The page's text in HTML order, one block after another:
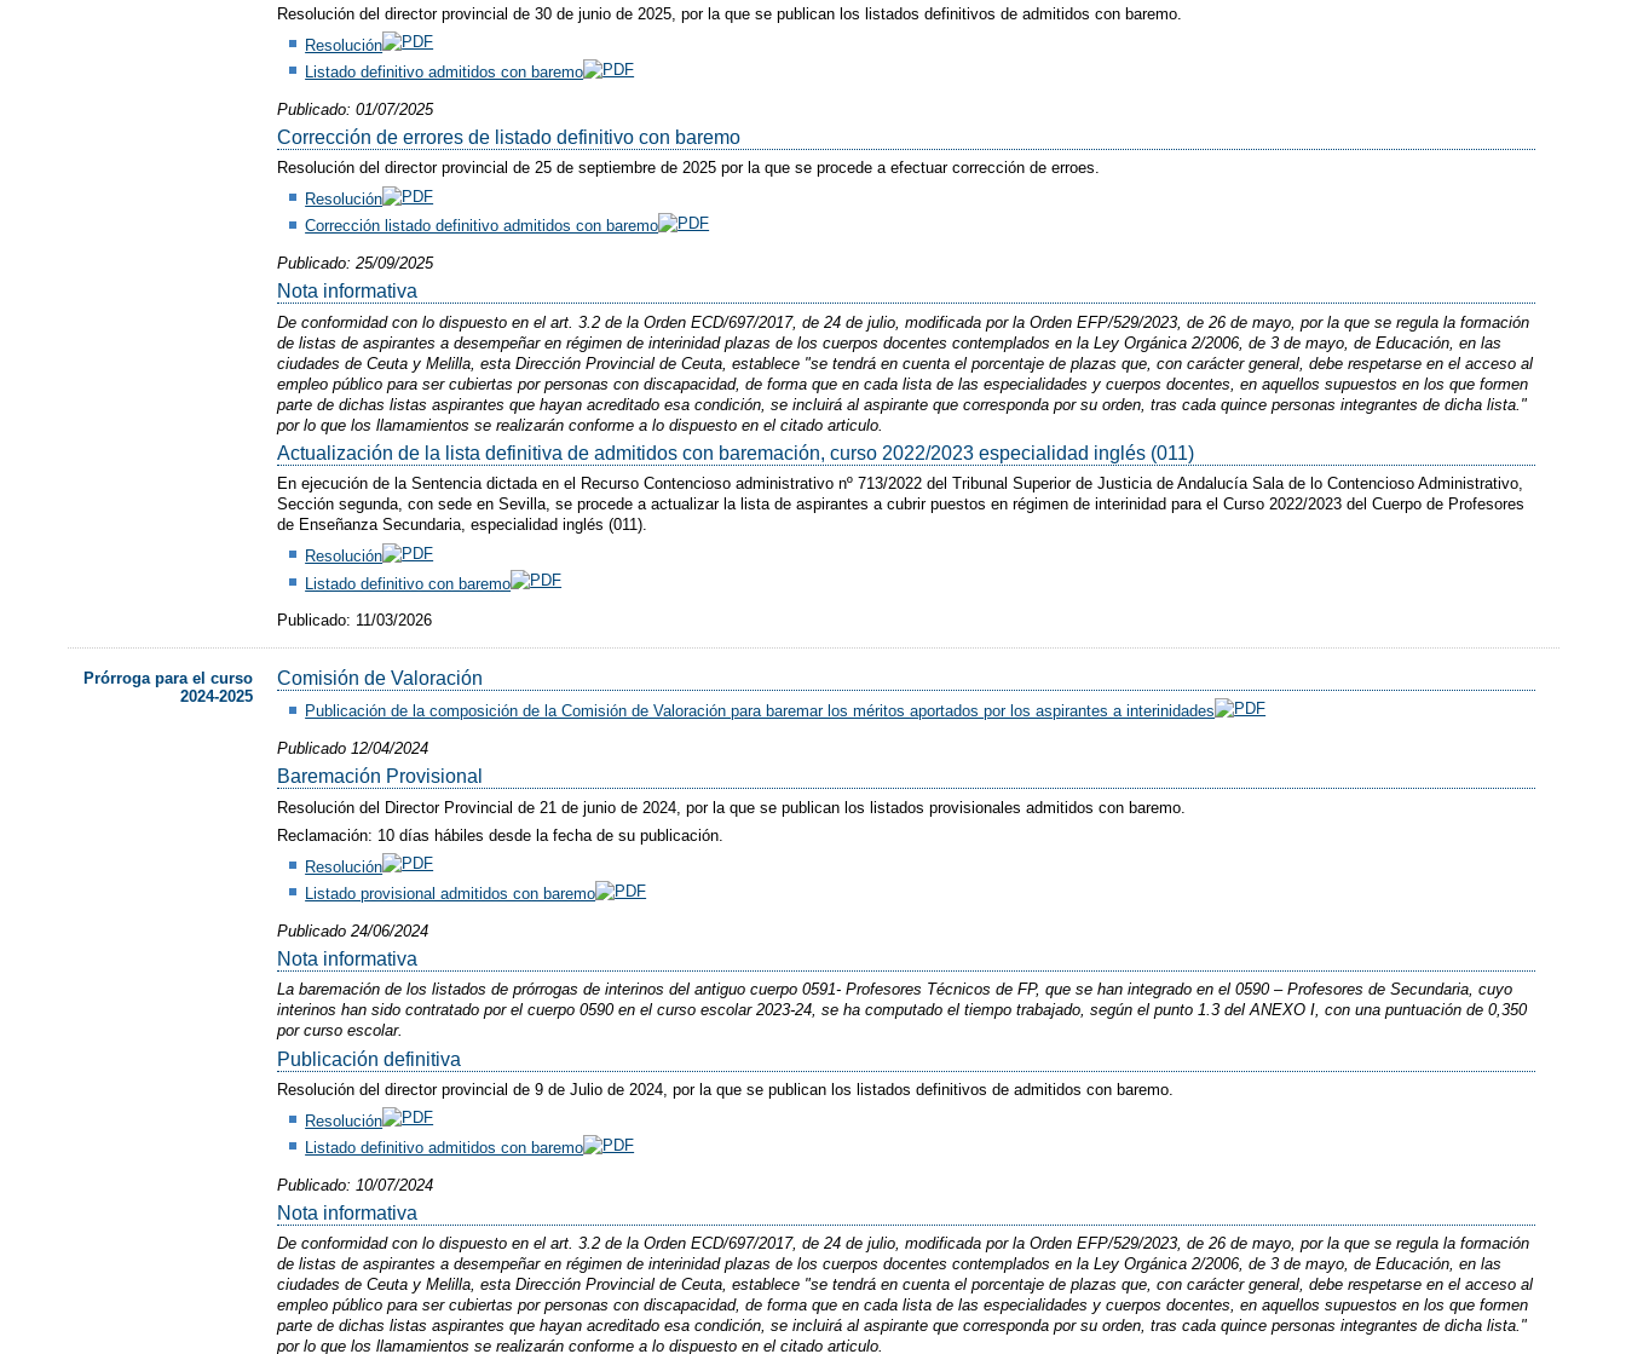
Resolución del director provincial de 30 de junio de 2025, por la que se publican los listados definitivos de admitidos con baremo.
Resolución
Listado definitivo admitidos con baremo
Publicado: 01/07/2025
Corrección de errores de listado definitivo con baremo
Resolución del director provincial de 25 de septiembre de 2025 por la que se procede a efectuar corrección de erroes.
Resolución
Corrección listado definitivo admitidos con baremo
Publicado: 25/09/2025
Nota informativa
De conformidad con lo dispuesto en el art. 3.2 de la Orden ECD/697/2017, de 24 de julio, modificada por la Orden EFP/529/2023, de 26 de mayo, por la que se regula la formación
de listas de aspirantes a desempeñar en régimen de interinidad plazas de los cuerpos docentes contemplados en la Ley Orgánica 2/2006, de 3 de mayo, de Educación, en las
ciudades de Ceuta y Melilla, esta Dirección Provincial de Ceuta, establece "se tendrá en cuenta el porcentaje de plazas que, con carácter general, debe respetarse en el acceso al
empleo público para ser cubiertas por personas con discapacidad, de forma que en cada lista de las especialidades y cuerpos docentes, en aquellos supuestos en los que formen
parte de dichas listas aspirantes que hayan acreditado esa condición, se incluirá al aspirante que corresponda por su orden, tras cada quince personas integrantes de dicha lista."
por lo que los llamamientos se realizarán conforme a lo dispuesto en el citado articulo.
Actualización de la lista definitiva de admitidos con baremación, curso 2022/2023 especialidad inglés (011)
En ejecución de la Sentencia dictada en el Recurso Contencioso administrativo nº 713/2022 del Tribunal Superior de Justicia de Andalucía Sala de lo Contencioso Administrativo,
Sección segunda, con sede en Sevilla, se procede a actualizar la lista de aspirantes a cubrir puestos en régimen de interinidad para el Curso 2022/2023 del Cuerpo de Profesores
de Enseñanza Secundaria, especialidad inglés (011).
Resolución
Listado definitivo con baremo
Publicado: 11/03/2026
Prórroga para el curso
2024-2025
​Comisión de Valoración
Publicación de la composición de la Comisión de Valoración para baremar los méritos aportados por los aspirantes a interinidades
Publicado 12/04/2024
Baremación Provisional
Resolución del Director Provincial de 21 de junio de 2024, por la que se publican los listados provisionales admitidos con baremo.
Reclamación: 10 días hábiles desde la fecha de su publicación.
Resolución
Listado provisional admitidos con baremo
Publicado 24/06/2024
Nota informativa
La baremación de los listados de prórrogas de interinos del antiguo cuerpo 0591- Profesores Técnicos de FP, que se han integrado en el 0590 – Profesores de Secundaria, cuyo
interinos han sido contratado por el cuerpo 0590 en el curso escolar 2023-24, se ha computado el tiempo trabajado, según el punto 1.3 del ANEXO I, con una puntuación de 0,350
por curso escolar.
Publicación definitiva
Resolución del director provincial de 9 de Julio de 2024, por la que se publican los listados definitivos de admitidos con baremo.
Resolución
Listado definitivo admitidos con baremo
Publicado: 10/07/2024
Nota informativa
De conformidad con lo dispuesto en el art. 3.2 de la Orden ECD/697/2017, de 24 de julio, modificada por la Orden EFP/529/2023, de 26 de mayo, por la que se regula la formación
de listas de aspirantes a desempeñar en régimen de interinidad plazas de los cuerpos docentes contemplados en la Ley Orgánica 2/2006, de 3 de mayo, de Educación, en las
ciudades de Ceuta y Melilla, esta Dirección Provincial de Ceuta, establece "se tendrá en cuenta el porcentaje de plazas que, con carácter general, debe respetarse en el acceso al
empleo público para ser cubiertas por personas con discapacidad, de forma que en cada lista de las especialidades y cuerpos docentes, en aquellos supuestos en los que formen
parte de dichas listas aspirantes que hayan acreditado esa condición, se incluirá al aspirante que corresponda por su orden, tras cada quince personas integrantes de dicha lista."
por lo que los llamamientos se realizarán conforme a lo dispuesto en el citado articulo.